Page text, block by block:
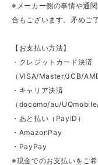
※メーカー側の事情や通
合もございます。矛めご
【お支払い方法】
・クレジットカード決済
（VISA/Master/JCB/
・キャリア決済
（docomo/au/
・あと払い（PayID）
・AmazonPay
・PayPay
※現金でのお支払いをご